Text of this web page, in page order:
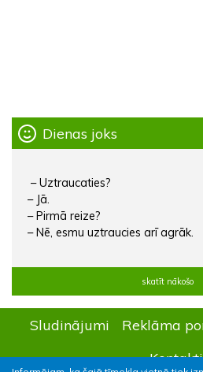
Dienas joks
– Uztraucaties?
– Jā.
– Pirmā reize?
– Nē, esmu uztraucies arī agrāk.
skatīt nākošo
Sludinājumi Reklāma
Kontakti